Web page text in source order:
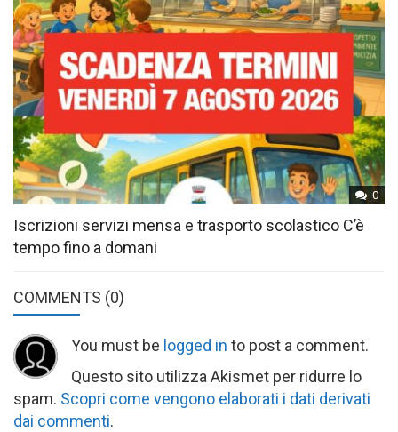
0
Iscrizioni servizi mensa e trasporto scolastico C’è
tempo fino a domani
COMMENTS (0)
You must be logged in to post a comment.
Questo sito utilizza Akismet per ridurre lo
spam. Scopri come vengono elaborati i dati derivati
dai commenti.